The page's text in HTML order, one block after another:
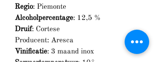
Regio: Piemonte
Alcoholpercentage: 12,5 %
Druif: Cortese
Producent: Aresca
Vinificatie: 3 maand inox
Serveertemperatuur: 10°